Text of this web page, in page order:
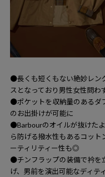
●長くも短くもない絶妙レン
スとなっており男性女性問わ
●ポケットを収納量のあるダ
のお出掛けが可能に
●Barbourのオイルが抜けた
ら防げる撥水性もあるコッ
ーティリティー性も◎
●チンフラップの装備で衿を
げ、男前を演出可能なディテ